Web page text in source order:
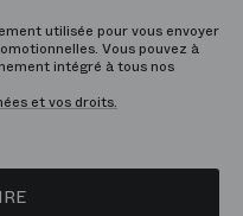
utilisée pour vous envoyer
Vous pouvez à
intégré à tous nos
et vos droits.